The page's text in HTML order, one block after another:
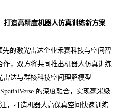
造高精度机器人仿真训练新方案
的激光雷达企业禾赛科技与空间智
作，双方将共同推出机器人仿真训练
雷达与群核科技空间理解模型
的深度融合，实现毫米级
，打造机器人高保真空间快速训练